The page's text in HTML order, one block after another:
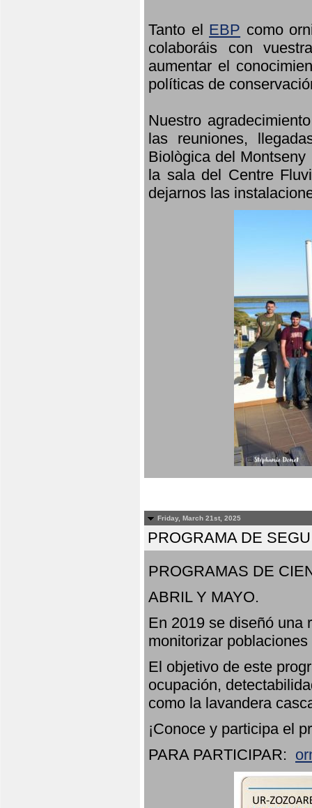
Tanto el EBP como
colaboráis con
aumentar el
políticas de
Nuestro
las reuniones,
Biològica del
la sala del Centre
dejarnos las
Friday, March 21st, 2025
PROGRAMA DE
PROGRAMAS DE
ABRIL Y MAYO.
En 2019 se diseñó una
monitorizar
El objetivo de este
ocupación,
como la lavandera
¡Conoce y participa el
PARA PARTICIPAR: